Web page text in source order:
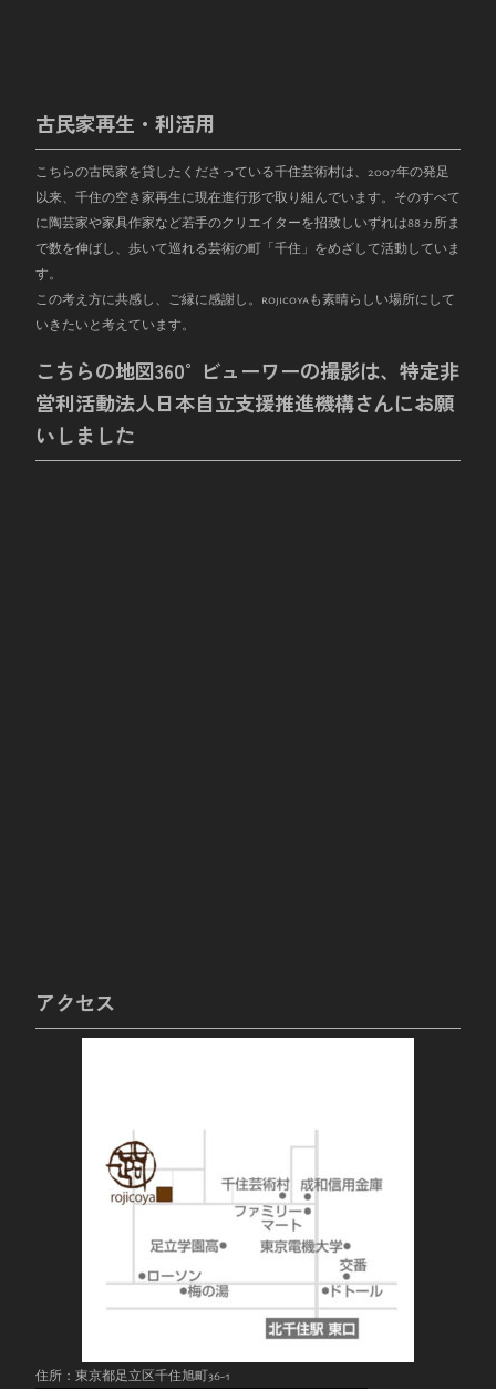
古民家再生・利活用
こちらの古民家を貸したくださっている千住芸術村は、 2007年の発足
以来、千住の空き家再生に現在進行形で取り組んでいます。そのすべて
に陶芸家や家具作家など若手のクリエイターを招致しいずれは88ヵ所ま
で数を伸ばし、歩いて巡れる芸術の町「千住」をめざして活動していま
す。
この考え方に共感し、ご縁に感謝し。rojicoyaも素晴らしい場所にして
いきたいと考えています。
こちらの地図360°ビューワーの撮影は、特定非
営利活動法人日本自立支援推進機構さんにお願
いしました
アクセス
住所：東京都足立区千住旭町36-1